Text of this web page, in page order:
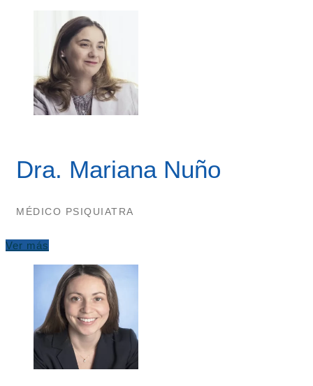
Dra. Mariana Nuño
MÉDICO PSIQUIATRA
Ver más